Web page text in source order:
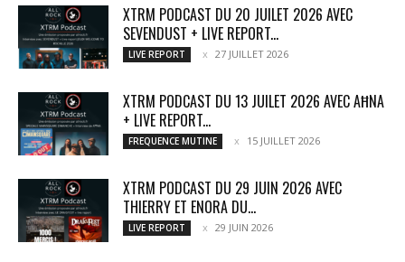
XTRM PODCAST DU 20 JUILET 2026 AVEC
SEVENDUST + LIVE REPORT...
LIVE REPORT 27 JUILLET 2026
XTRM PODCAST DU 13 JUILET 2026 AVEC AĦNA
+ LIVE REPORT...
FREQUENCE MUTINE 15 JUILLET 2026
XTRM PODCAST DU 29 JUIN 2026 AVEC
THIERRY ET ENORA DU...
LIVE REPORT 29 JUIN 2026